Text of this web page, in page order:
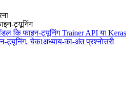
ट्यूनिंग
कि फाइन-ट्यूनिंग Trainer API या Keras
ट्यूनिंग, चेक!अध्याय-का-अंत प्रश्नोत्तरी